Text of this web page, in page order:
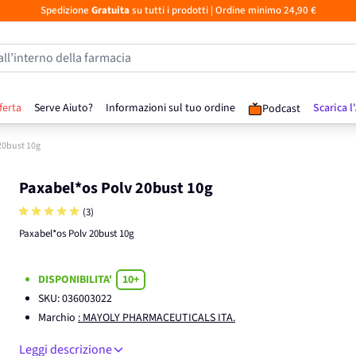
Spedizione Gratuita su tutti i prodotti| Ordine minimo 24,90 €
Serve Aiuto? Informazioni sul tuo ordine Podcast Scarica
della farmacia
10g
Paxabel*os Polv 20bust 10g
(3)
Paxabel*os Polv 20bust 10g
DISPONIBILITA'
10+
SKU:036003022
Marchio : MAYOLY PHARMACEUTICALS ITA.
Leggi descrizione